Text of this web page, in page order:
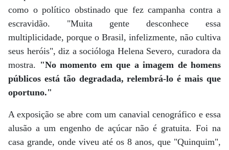
como o político obstinado que fez campanha contra a
escravidão. "Muita gente desconhece essa
multiplicidade, porque o Brasil, infelizmente, não cultiva
seus heróis", diz a socióloga Helena Severo, curadora da
mostra. "No momento em que a imagem de homens
públicos está tão degradada, relembrá-lo é mais que
oportuno."
A exposição se abre com um canavial cenográfico e essa
alusão a um engenho de açúcar não é gratuita. Foi na
casa grande, onde viveu até os 8 anos, que "Quinquim",